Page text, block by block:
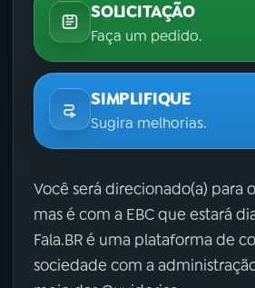
SOLICITAÇÃO
Faça um pedido.
SIMPLIFIQUE
Sugira melhorias.
Você será direcionado(a) para
mas é com a EBC que estará
Fala.BR é uma plataforma de
sociedade com a